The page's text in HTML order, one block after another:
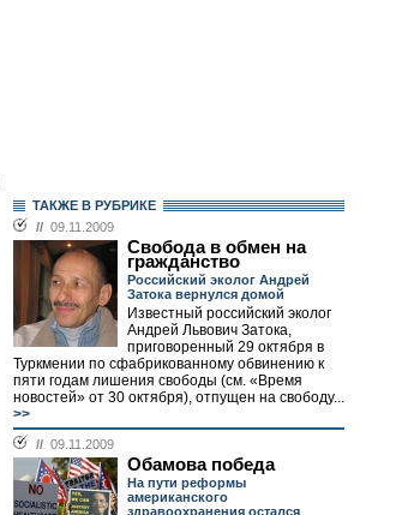
ТАКЖЕ В РУБРИКЕ
// 09.11.2009
Свобода в обмен на
гражданство
Российский эколог Андрей
Затока вернулся домой
Известный российский эколог
Андрей Львович Затока,
приговоренный 29 октября в
Туркмении по сфабрикованному обвинению к
пяти годам лишения свободы (см. «Время
новостей» от 30 октября), отпущен на свободу...
>>
// 09.11.2009
Обамова победа
На пути реформы
американского
здравоохранения остался